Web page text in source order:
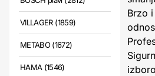
VILLAGER (1859)
METABO (1672)
HAMA (1546)
Brzo